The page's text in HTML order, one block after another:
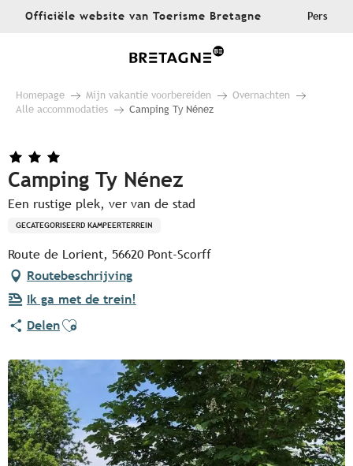
AllerOfficiële website van Toerisme Bretagne Pers
Homepage Mijn vakantie voorbereiden
Overnachten
Alle accommodaties
Camping Ty Nénez
Camping Ty Nénez
Een rustige plek, ver van de stad
GECATEGORISEERD KAMPEERTERREIN
Route de Lorient, 56620 Pont-Scorff
Routebeschrijving
Ik ga met de trein!
DelenAjouter aux favoris